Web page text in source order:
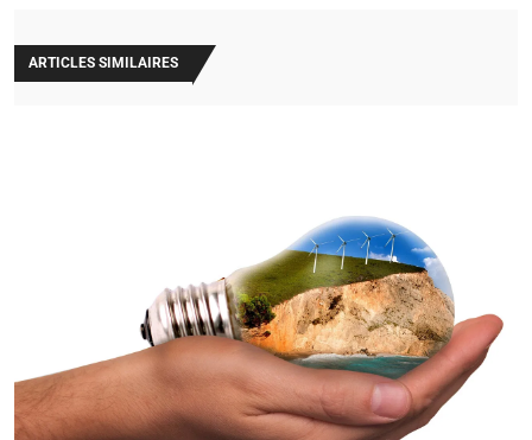
ARTICLES SIMILAIRES